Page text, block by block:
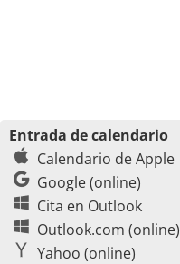
Entrada de calendario
Calendario de Apple
Google (online)
Cita en Outlook
Outlook.com (online)
Yahoo (online)